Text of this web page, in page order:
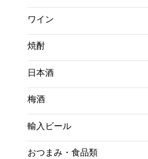
ワイン
焼酎
日本酒
梅酒
輸入ビール
おつまみ・食品類